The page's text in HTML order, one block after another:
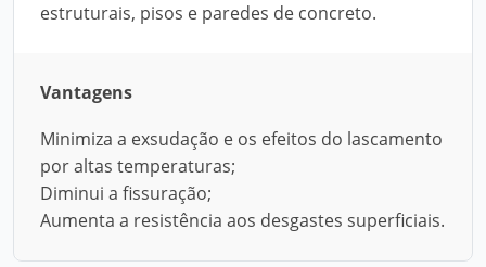
estruturais, pisos e paredes de concreto.
Vantagens
Minimiza a exsudação e os efeitos do lascamento
por altas temperaturas;
Diminui a fissuração;
Aumenta a resistência aos desgastes superficiais.